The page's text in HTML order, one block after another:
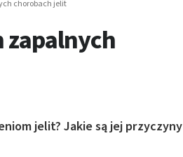
chorobach jelit
jelit? Jakie są jej przyczyny